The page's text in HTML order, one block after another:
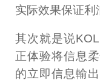
实际效果保证利
其次就是说
正体验将信息
的立即信息輸